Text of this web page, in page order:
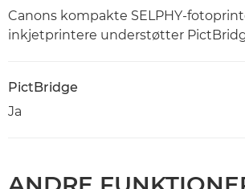
Canons kompakte SELPHY-
inkjetprintere understøtter
PictBridge
Ja